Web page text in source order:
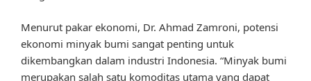
Menurut pakar ekonomi, Dr. Ahmad Zamroni, potensi
ekonomi minyak bumi sangat penting untuk
dikembangkan dalam industri Indonesia. “Minyak bumi
merupakan salah satu komoditas utama yang dapat